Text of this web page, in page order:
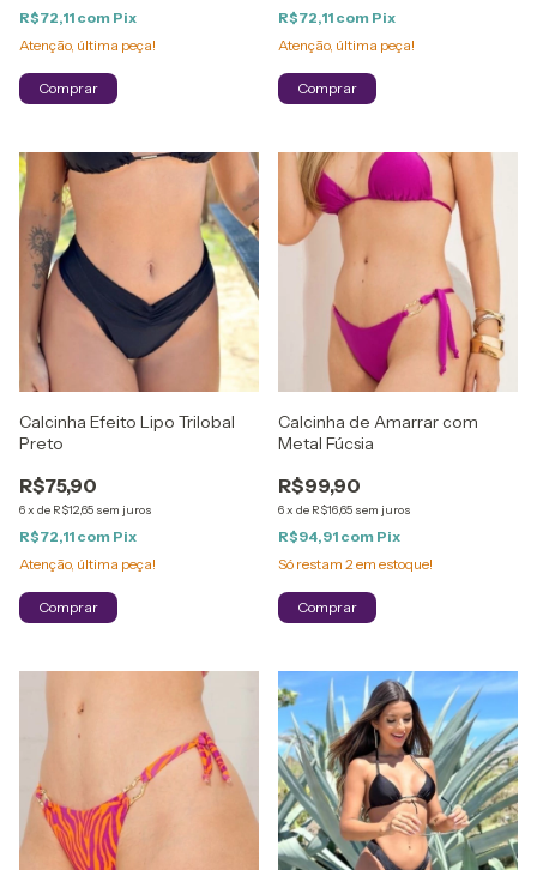
R$72,11 com Pix
Atenção, última peça!
Comprar
R$72,11 com Pix
Atenção, última peça!
Comprar
Calcinha Efeito Lipo Trilobal
Preto
R$75,90
6x de R$12,65 sem juros
R$72,11 com Pix
Atenção, última peça!
Comprar
Calcinha de Amarrar com
Metal Fúcsia
R$99,90
6x de R$16,65 sem juros
R$94,91 com Pix
Só restam 2em estoque!
Comprar